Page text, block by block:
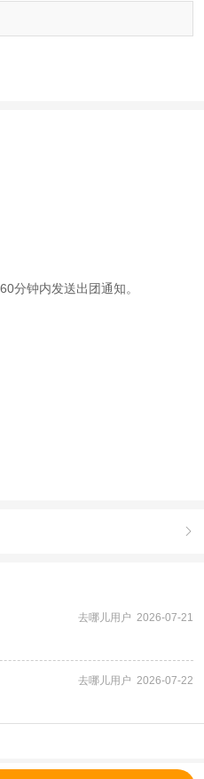
分钟内发送出团通知。

去哪儿用户 2026-07-21
去哪儿用户 2026-07-22